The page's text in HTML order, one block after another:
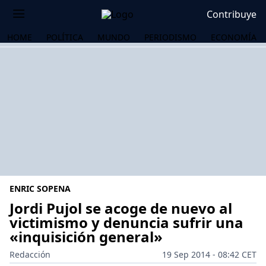
Contribuye
HOME POLÍTICA MUNDO PERIODISMO ECONOMÍA
ENRIC SOPENA
Jordi Pujol se acoge de nuevo al
victimismo y denuncia sufrir una
«inquisición general»
Redacción
19 Sep 2014 - 08:42 CET